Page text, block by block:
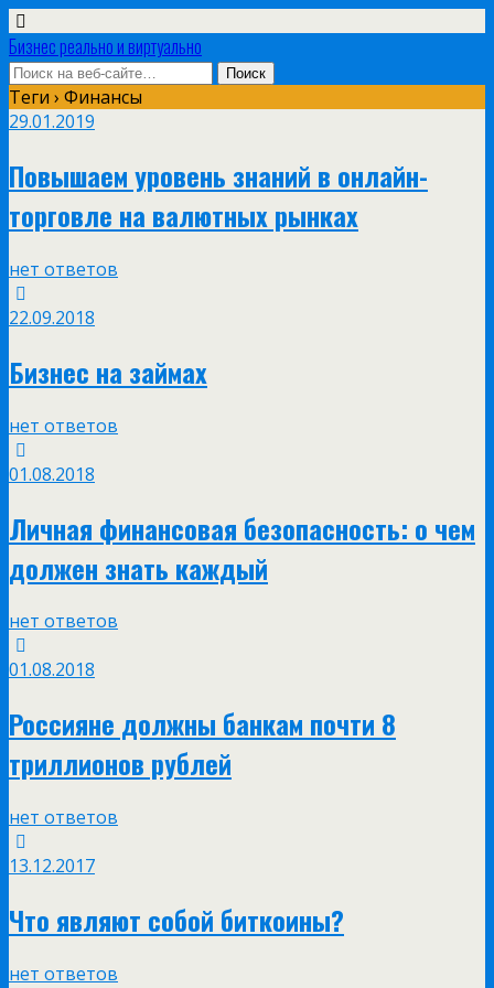
Бизнес реально и виртуально
Теги › Финансы
29.01.2019
Повышаем уровень знаний в онлайн-
торговле на валютных рынках
нет ответов
22.09.2018
Бизнес на займах
нет ответов
01.08.2018
Личная финансовая безопасность: о чем
должен знать каждый
нет ответов
01.08.2018
Россияне должны банкам почти 8
триллионов рублей
нет ответов
13.12.2017
Что являют собой биткоины?
нет ответов